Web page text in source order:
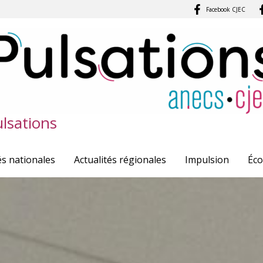
Facebook CJEC
nationales Actualités régionales Impulsion